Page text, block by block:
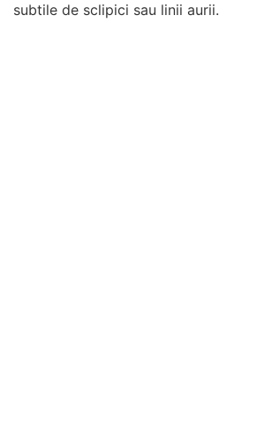
subtile de sclipici sau linii aurii.